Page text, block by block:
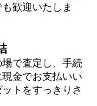
歓迎いたしま
で査定し、手続
金でお支払いい
トをすっきりさ